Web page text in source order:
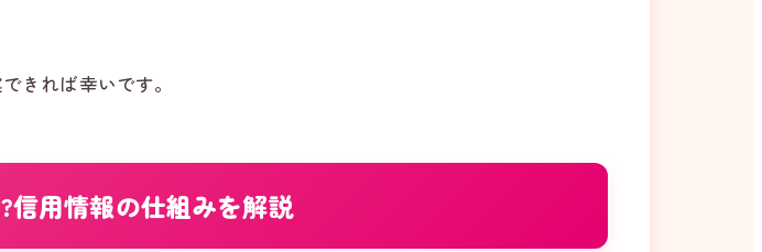
きれば幸いです。
信用情報の仕組みを解説